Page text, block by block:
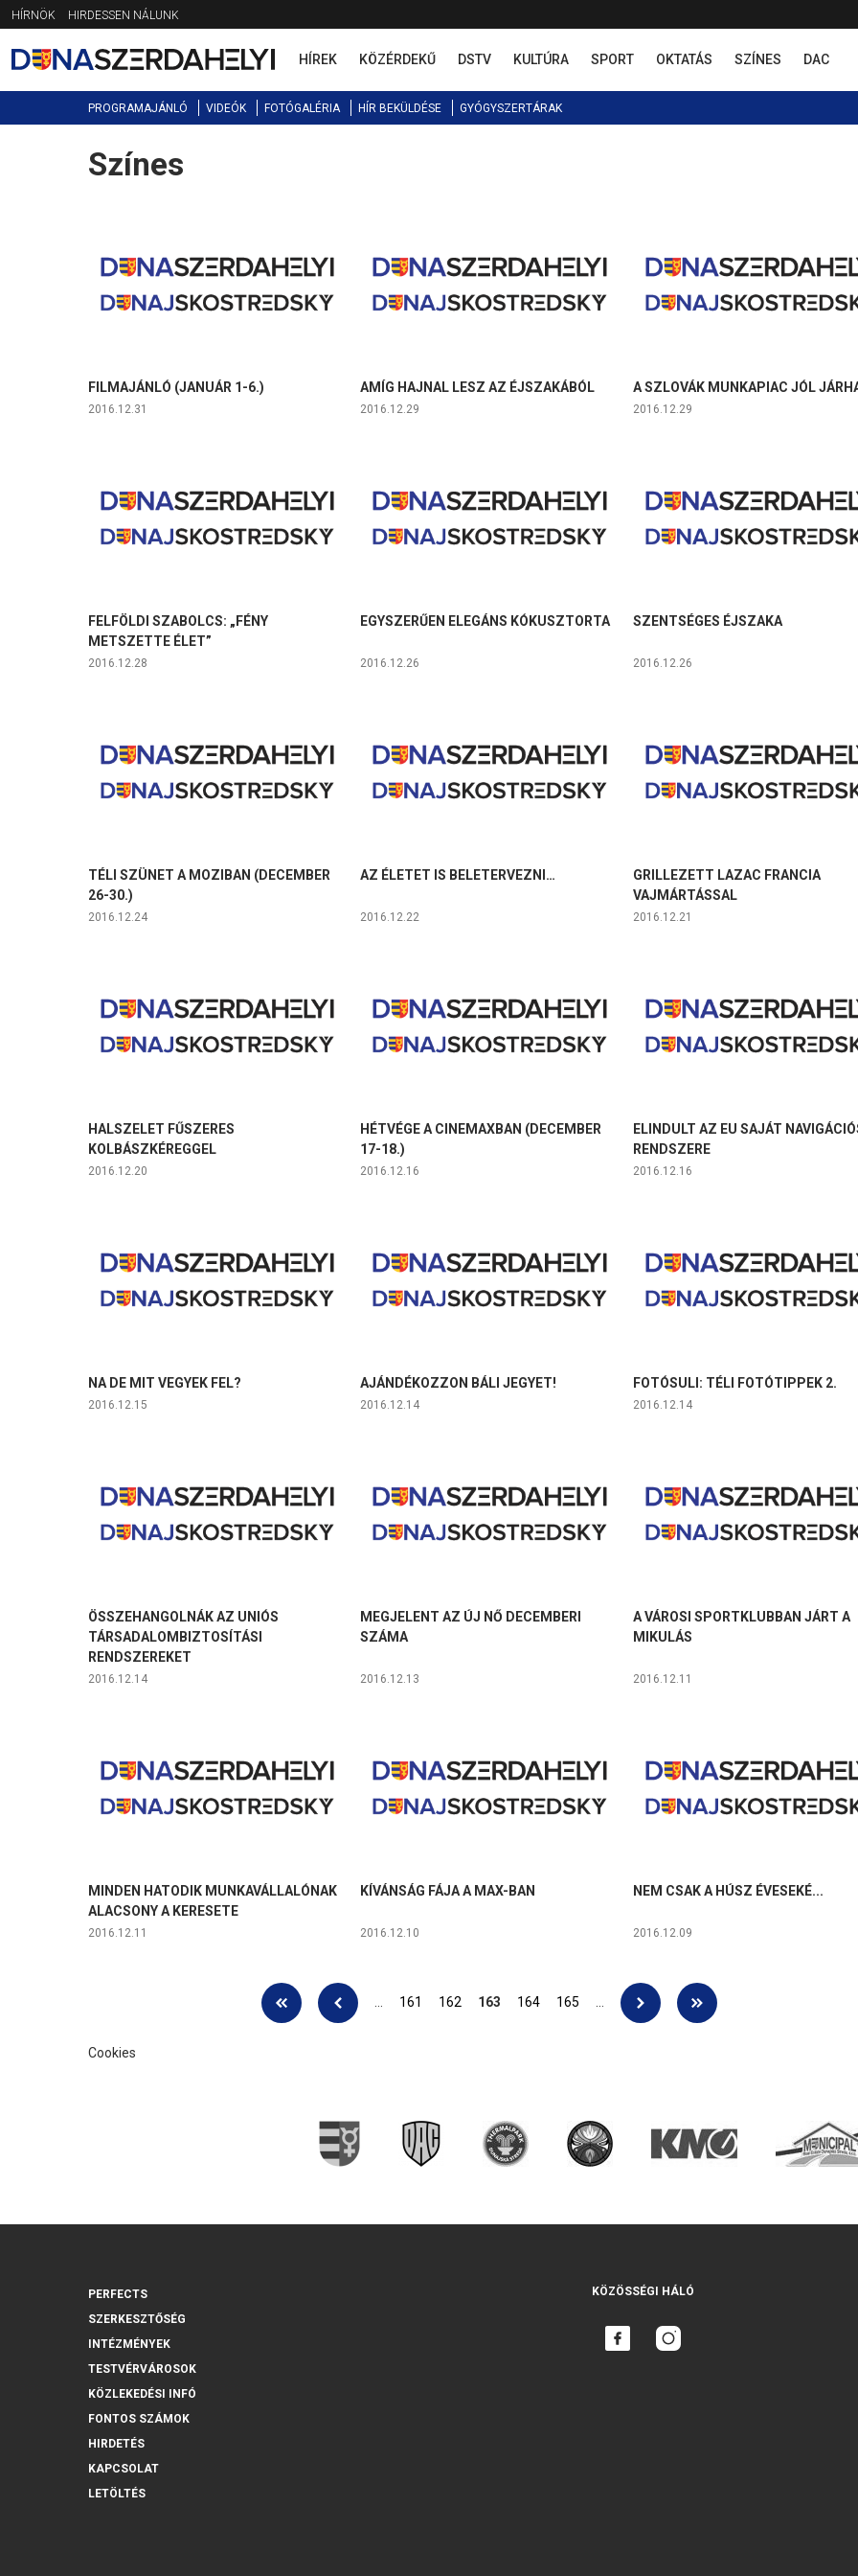
Jump
to
navigation
HÍRNÖK HIRDESSEN NÁLUNK
HÍREK KÖZÉRDEKŰ DSTV KULTÚRA SPORT OKTATÁS SZÍNES DAC
PROGRAMAJÁNLÓ VIDEÓK FOTÓGALÉRIA HÍR BEKÜLDÉSE GYÓGYSZERTÁRAK
Back
to
Színes
FILMAJÁNLÓ (JANUÁR 1-6.)
2016.12.31
AMÍG HAJNAL LESZ AZ ÉJSZAKÁBÓL
2016.12.29
A SZLOVÁK MUNKAPIAC JÓL
2016.12.29
FELFÖLDI SZABOLCS: „FÉNY
METSZETTE ÉLET”
2016.12.28
EGYSZERŰEN ELEGÁNS KÓKUSZTORTA
2016.12.26
SZENTSÉGES ÉJSZAKA
2016.12.26
TÉLI SZÜNET A MOZIBAN (DECEMBER
26-30.)
2016.12.24
AZ ÉLETET IS BELETERVEZNI…
2016.12.22
GRILLEZETT LAZAC FRANCIA
VAJMÁRTÁSSAL
2016.12.21
HALSZELET FŰSZERES
KOLBÁSZKÉREGGEL
2016.12.20
HÉTVÉGE A CINEMAXBAN (DECEMBER
17-18.)
2016.12.16
ELINDULT AZ EU SAJÁT
RENDSZERE
2016.12.16
NA DE MIT VEGYEK FEL?
2016.12.15
AJÁNDÉKOZZON BÁLI JEGYET!
2016.12.14
FOTÓSULI: TÉLI FOTÓTIPPEK 2.
2016.12.14
ÖSSZEHANGOLNÁK AZ UNIÓS
TÁRSADALOMBIZTOSÍTÁSI
RENDSZEREKET
2016.12.14
MEGJELENT AZ ÚJ NŐ DECEMBERI
SZÁMA
2016.12.13
A VÁROSI SPORTKLUBBAN JÁRT A
MIKULÁS
2016.12.11
MINDEN HATODIK MUNKAVÁLLALÓNAK
ALACSONY A KERESETE
2016.12.11
KÍVÁNSÁG FÁJA A MAX-BAN
2016.12.10
NEM CSAK A HÚSZ ÉVESEKÉ...
2016.12.09
161 162 163 164 165
Cookies
PERFECTS
SZERKESZTŐSÉG
INTÉZMÉNYEK
TESTVÉRVÁROSOK
KÖZLEKEDÉSI INFÓ
FONTOS SZÁMOK
HIRDETÉS
KAPCSOLAT
LETÖLTÉS
KÖZÖSSÉGI HÁLÓ